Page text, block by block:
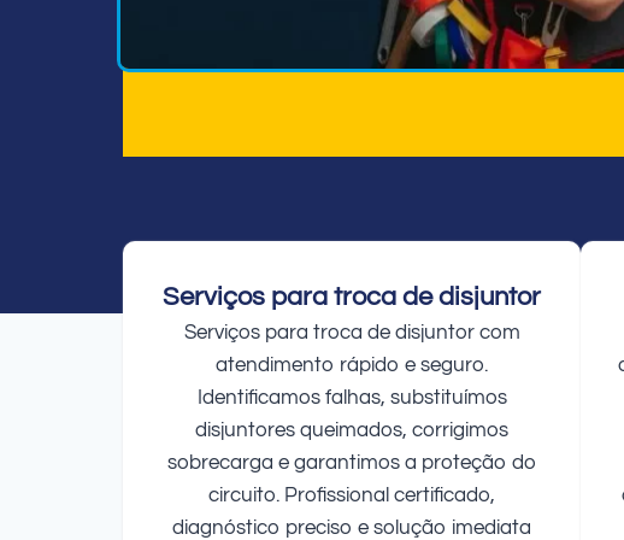
Serviços para troca de disjuntor
Serviços para troca de disjuntor com
atendimento rápido e seguro.
Identificamos falhas, substituímos
disjuntores queimados, corrigimos
sobrecarga e garantimos a proteção do
circuito. Profissional certificado,
diagnóstico preciso e solução imediata